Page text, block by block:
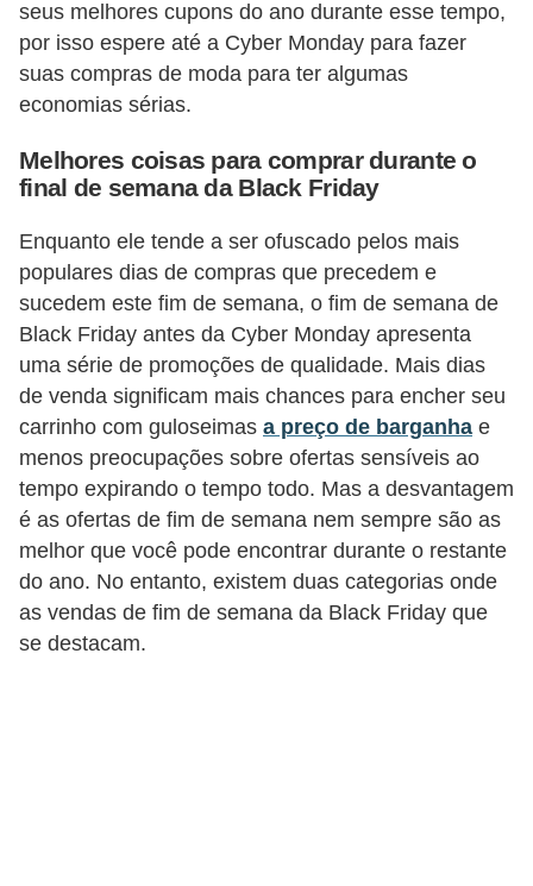
seus melhores cupons do ano durante esse tempo,
por isso espere até a Cyber ​​Monday para fazer
suas compras de moda para ter algumas
economias sérias.
Melhores coisas para comprar durante o
final de semana da Black Friday
Enquanto ele tende a ser ofuscado pelos mais
populares dias de compras que precedem e
sucedem este fim de semana, o fim de semana de
Black Friday antes da Cyber ​​Monday apresenta
uma série de promoções de qualidade. Mais dias
de venda significam mais chances para encher seu
carrinho com guloseimas a preço de barganha e
menos preocupações sobre ofertas sensíveis ao
tempo expirando o tempo todo. Mas a desvantagem
é as ofertas de fim de semana nem sempre são as
melhor que você pode encontrar durante o restante
do ano. No entanto, existem duas categorias onde
as vendas de fim de semana da Black Friday que
se destacam.